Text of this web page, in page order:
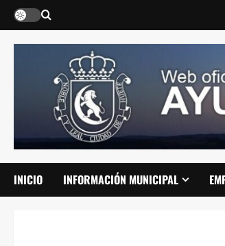
Saltar
contenido
INICIO INFORMACIÓN MUNICIPAL